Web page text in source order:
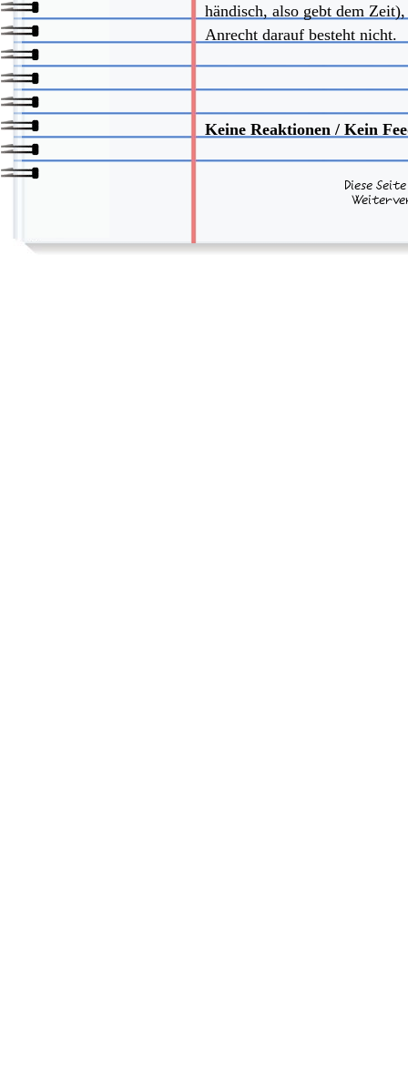
händisch, also gebt dem
Anrecht darauf besteht nicht.
Keine Reaktionen / Kein
Diese